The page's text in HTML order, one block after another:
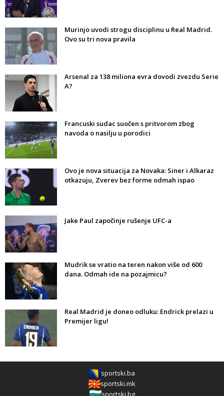
Murinjo uvodi strogu disciplinu u Real Madrid.
Ovo su tri nova pravila
Arsenal za 138 miliona evra dovodi zvezdu Serie
A?
Francuski sudac suočen s pritvorom zbog
navoda o nasilju u porodici
Ovo je nova situacija za Novaka: Siner i Alkaraz
otkazuju, Zverev bez forme odmah ispao
Jake Paul započinje rušenje UFC-a
Mudrik se vratio na teren nakon više od 600
dana. Odmah ide na pozajmicu?
Real Madrid je doneo odluku: Endrick prelazi u
Premijer ligu!
sportski.ba
sportski.mk
sportski.bg